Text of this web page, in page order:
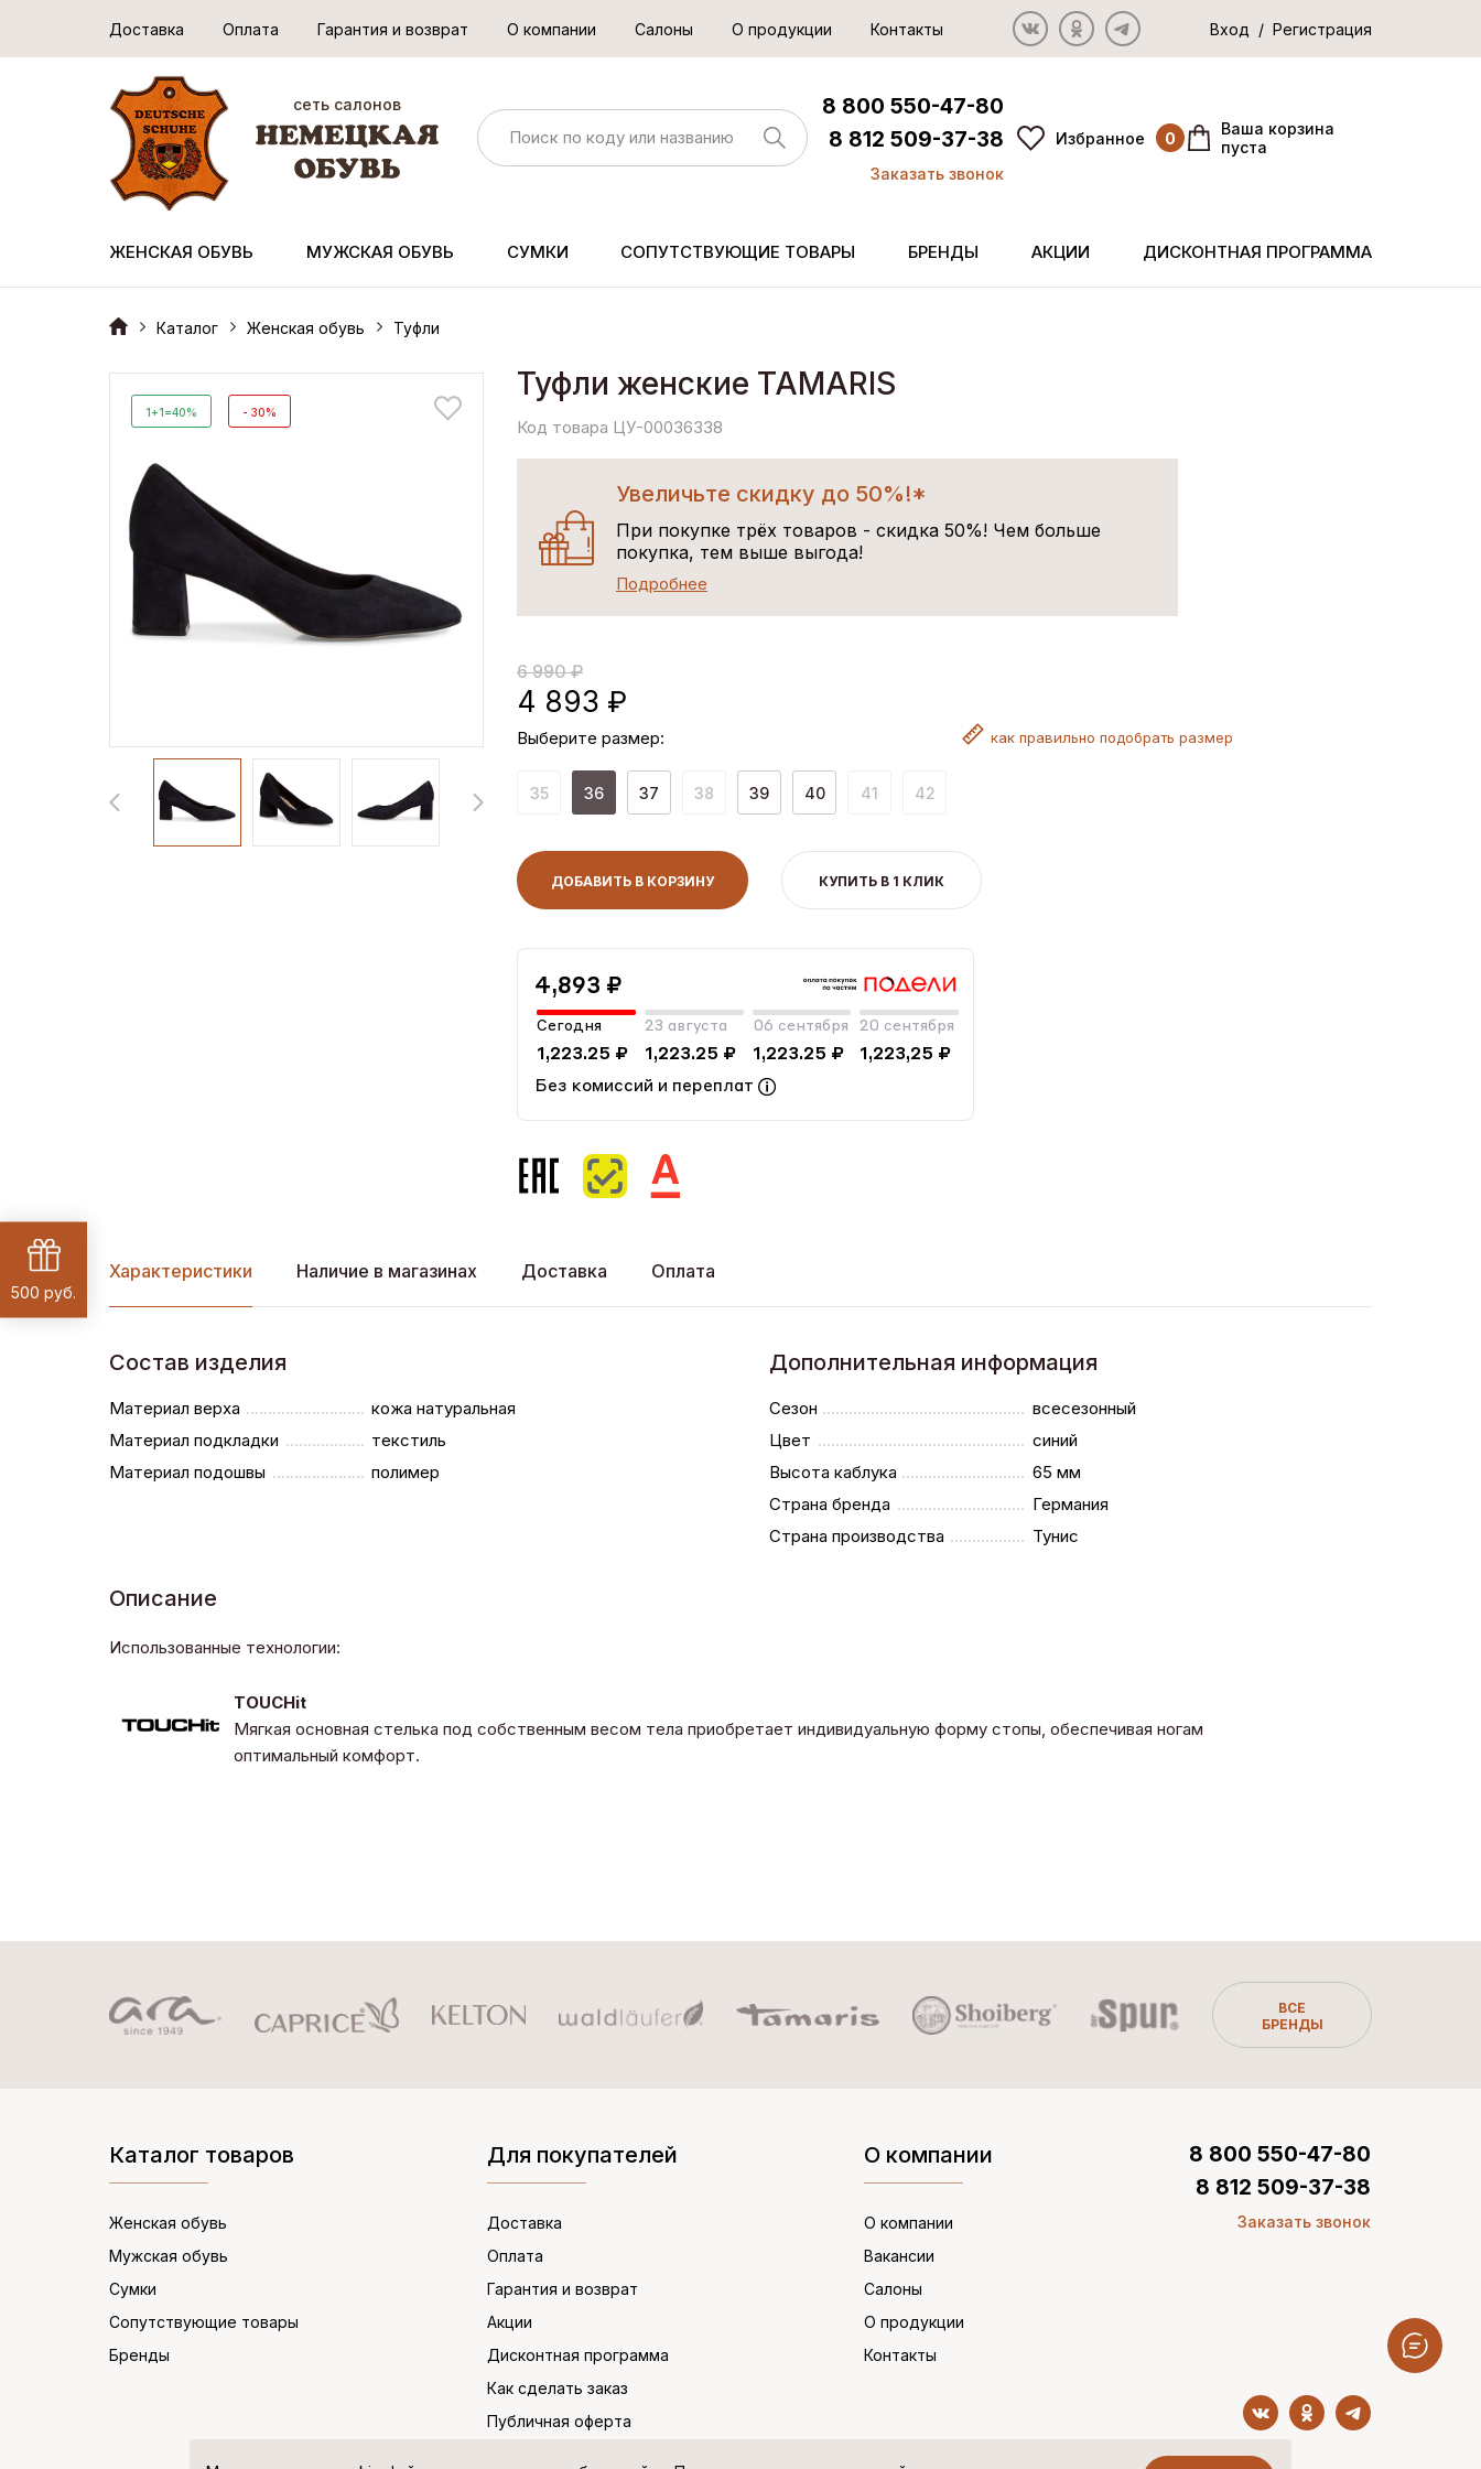
Доставка Оплата Гарантия и возврат О компании Салоны О продукции Контакты Вход / Регистрация
сеть салонов
8 800 550-47-80
8 812 509-37-38
Заказать звонок
Избранное 0
Ваша корзина
пуста
ЖЕНСКАЯ ОБУВЬ МУЖСКАЯ ОБУВЬ СУМКИ СОПУТСТВУЮЩИЕ ТОВАРЫ БРЕНДЫ АКЦИИ ДИСКОНТНАЯ ПРОГРАММА
Каталог Женская обувь Туфли
1+1=40% - 30%
Туфли женские TAMARIS
Код товара ЦУ-00036338
Увеличьте скидку до 50%!*
При покупке трёх товаров - скидка 50%! Чем больше
покупка, тем выше выгода!
Подробнее
6 990 ₽
4 893 ₽
Выберите размер: как правильно подобрать размер
35 36 37 38 39 40 41 42
ДОБАВИТЬ В КОРЗИНУ КУПИТЬ В 1 КЛИК
4,893 ₽
Сегодня
1,223.25 ₽
23 августа
1,223.25 ₽
06 сентября
1,223.25 ₽
20 сентября
1,223,25 ₽
Без комиссий и переплат
Характеристики Наличие в магазинах Доставка Оплата
Состав изделия
Материал верха
кожа натуральная
Материал подкладки
текстиль
Материал подошвы
полимер
Дополнительная информация
Сезон
всесезонный
Цвет
синий
Высота каблука
65 мм
Страна бренда
Германия
Страна производства
Тунис
Описание
Использованные технологии:
TOUCHit
Мягкая основная стелька под собственным весом тела приобретает индивидуальную форму стопы, обеспечивая ногам
оптимальный комфорт.
ВСЕ
БРЕНДЫ
Каталог товаров
Женская обувь
Мужская обувь
Сумки
Сопутствующие товары
Бренды
Для покупателей
Доставка
Оплата
Гарантия и возврат
Акции
Дисконтная программа
Как сделать заказ
Публичная оферта
О компании
О компании
Вакансии
Салоны
О продукции
Контакты
8 800 550-47-80
8 812 509-37-38
Заказать звонок
500 руб.